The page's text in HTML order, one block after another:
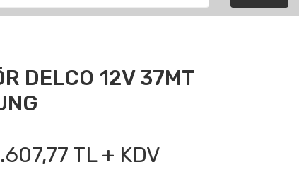
DELCO 12V 37MT
TL + KDV